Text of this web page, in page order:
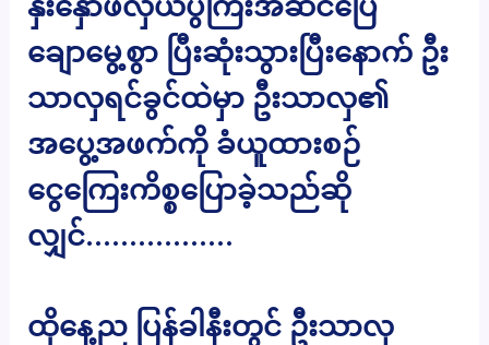
ချောမွေ့စွာ ပြီးဆုံးသွားပြီးနောက် ဦး
သာလှရင်ခွင်ထဲမှာ ဦးသာလှ၏
အပွေ့အဖက်ကို ခံယူထားစဉ်
ငွေကြေးကိစ္စပြောခဲ့သည်ဆို
လျှင်……………..
ထိုနေ့ည ပြန်ခါနီးတွင် ဦးသာလှ